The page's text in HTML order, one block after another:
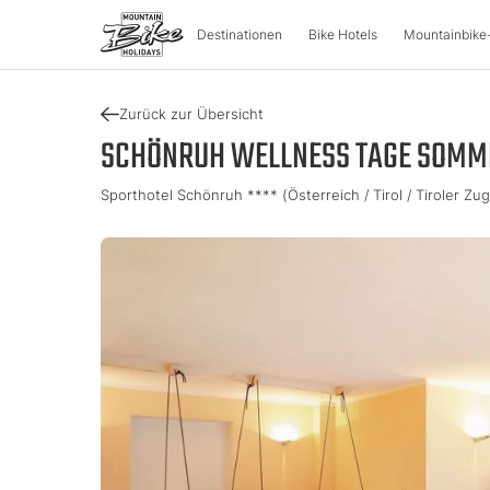
Destinationen
DESTINATIONEN
Österreich
Kärnten
Vorarlberg
Italien
Approved Bike Area
Bike Hotels
Bike-
Tour & Trail
Katalog
Urlaub
Zurück zur Übersicht
SCHÖNRUH WELLNESS TAGE
Sporthotel Schönruh **** (Österreich / Tirol / Tiroler